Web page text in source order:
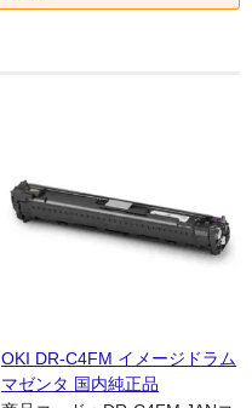
OKI DR-C4FM イメージドラム
マゼンタ 国内純正品